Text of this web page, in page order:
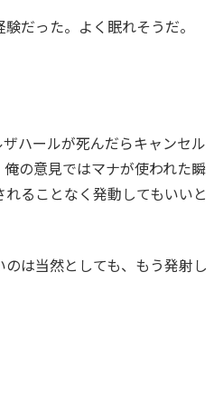
だった。よく眠れそうだ。
ハールが死んだらキャンセル
の意見ではマナが使われた瞬
ることなく発動してもいいと
は当然としても、もう発射し